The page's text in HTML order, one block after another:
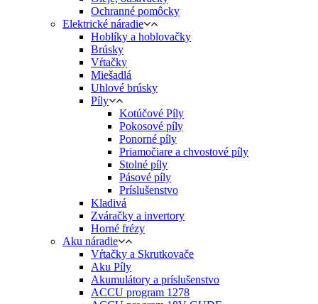
Ochranné pomôcky
Elektrické náradie
Hoblíky a hoblovačky
Brúsky
Vŕtačky
Miešadlá
Uhlové brúsky
Píly
Kotúčové Píly
Pokosové píly
Ponorné píly
Priamočiare a chvostové píly
Stolné píly
Pásové píly
Príslušenstvo
Kladivá
Zváračky a invertory
Horné frézy
Aku náradie
Vŕtačky a Skrutkovače
Aku Píly
Akumulátory a príslušenstvo
ACCU program 1278